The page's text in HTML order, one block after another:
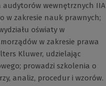
audytorów wewnętrznych IIA
w zakresie nauk prawnych;
oświaty w
w zakresie prawa
Kluwer, udzielając
prowadzi szkolenia o
analiz, procedur i wzorów.